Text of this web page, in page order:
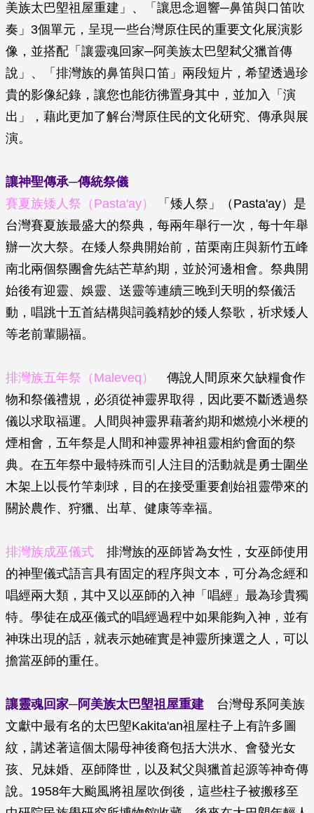
美族太巴塱祖屋重建」、「讓思念迴響─鼻笛與口笛吹
奏」3個單元，呈現一些台灣原住民的重要文化展演影
像，並搭配「讓靈魂回家─阿美族太巴塱弒父獵首傳
說」、「排灣族的鼻笛與口笛」兩段短片，希望透過珍
貴的影像紀錄，讓您也能彷彿置身其中，並加入「演
出」，藉此更加了解台灣原住民的文化研究、傳承與展
演。
讓神聖傳承─傳統祭儀
賽夏族矮人祭（Pasta'ay）
「矮人祭」（Pasta'ay）是
台灣賽夏族最盛大的祭典，每兩年舉行一次，每十年舉
辦一次大祭。在矮人祭典開始前，苗栗南庄與新竹五峰
南北兩個祭團會先結芒草約期，並於河邊相會。祭典開
始後有迎靈、娛靈、送靈等連續三晚到天明的祭儀活
動，唱跳十五首結構與詞義精妙的矮人祭歌，祈求矮人
等老前輩賜福。
排灣族五年祭（Maleveq）
傳說人間原來欠缺糧食作
物和祭儀禮規，必須從神靈界取得，因此要不斷透過祭
儀以求取福運。人間與神靈界藉著約期和燃燒小米梗的
煙相會，五年祭是人間和神靈界神祖靈相約會面的祭
典。在五年祭中最特殊而引人注目的活動就是勇士圍坐
木架上以長竹竿刺球，目的在接受重要創始祖靈帶來的
關於農作、狩獵、出草、健康等幸福。
排灣族成巫儀式 排灣族的巫師皆為女性，女巫師使用
的神聖儀式語言具有固定的程序與文本，可分為念經和
唱經兩大類，其中又以巫師的入神「唱經」最為珍貴獨
特。學徒在成巫儀式的唱經過程中如果能夠入神，並有
神珠出現的話，就表示她確實是神靈所揀選之人，可以
擔當巫師的重任。
讓靈魂回家─阿美族太巴塱祖屋重建 台灣母系阿美族
文獻中最有名的太巴塱Kakita'an祖屋柱子上有許多圖
紋，講述著這個太陽母神後裔包括大洪水、會發光女
孩、兄妹婚、巫師降世，以及弒父與獵首起源等神奇傳
說。1958年大颱風將祖屋吹倒後，這些柱子被搬移至